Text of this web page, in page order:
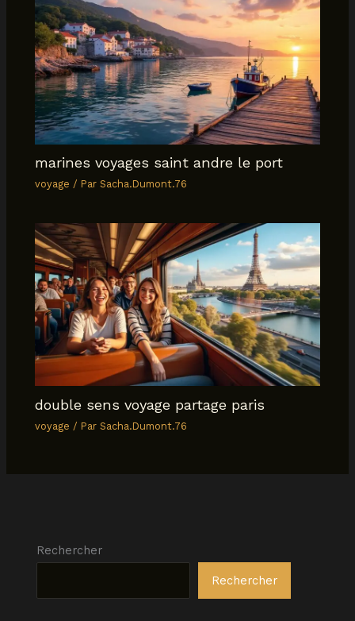
marines voyages saint andre le port
voyage / ParSacha.Dumont.76
double sens voyage partage paris
voyage / ParSacha.Dumont.76
Rechercher
Rechercher